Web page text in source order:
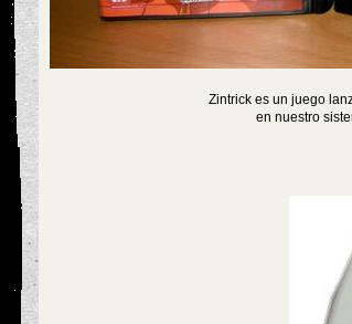
Zintrick es un juego
en nuestro